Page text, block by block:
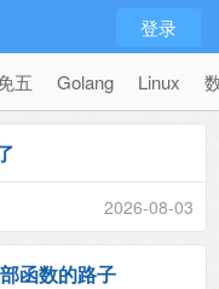
登录
五 Golang Linux
2026-08-03
函数的路子